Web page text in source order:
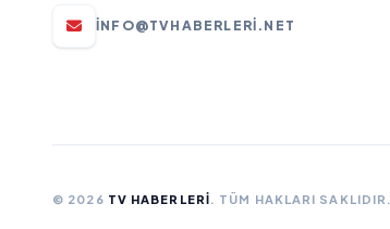
INFO@TVHABERLERI.NET
© 2026 TV HABERLERI. TÜM HAKLARI SAKLIDIR.